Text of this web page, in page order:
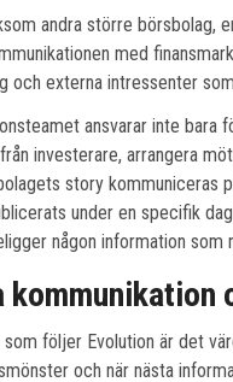
andra större
med
och externa intressenter
ansvarar inte
investerare, arrangera
story
under en specifik
någon information som
kommunikation
som följer Evolution är det
och när nästa